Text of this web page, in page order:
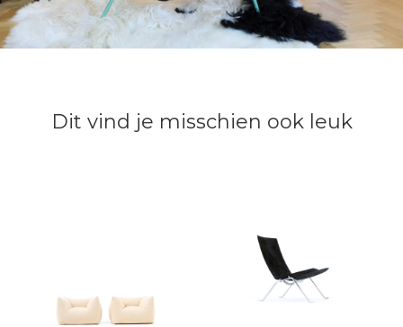
Dit vind je misschien ook leuk